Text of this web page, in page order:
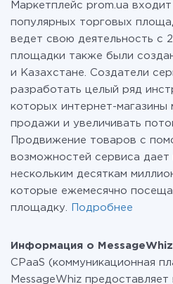
отарифах.
Маркетплейс prom.ua
популярных торговых
ведет свою деятельность с
площадки также были
и Казахстане. Создатели
разработать целый ряд
которых интернет-магазины
продажи и увеличивать
Продвижение товаров с
возможностей сервиса
нескольким десяткам
которые ежемесячно
площадку.
Подробнее
Информация о MessageWhiz
CPaaS (коммуникационная
MessageWhiz предоставляет